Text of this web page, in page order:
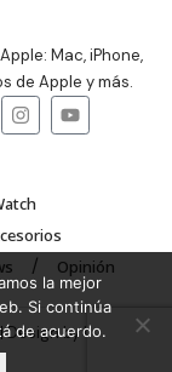
Mac, iPhone,
de Apple y más.
Opinión
Design byUNXON
la mejor
Si continúa
de acuerdo.